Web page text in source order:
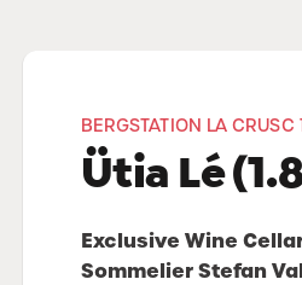
BERGSTATION LA CRUSC
Ütia Lé
Exclusive Wine
Sommelier Stefan